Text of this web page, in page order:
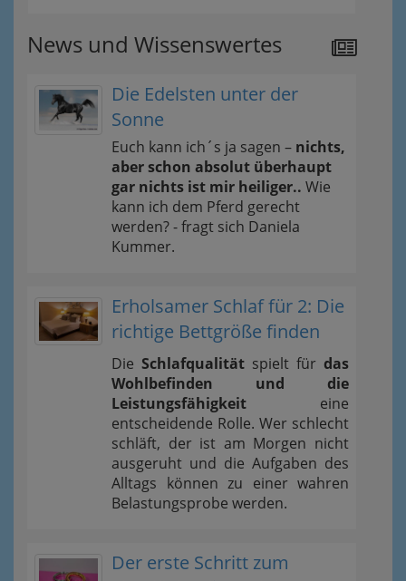
News und Wissenswertes
Die Edelsten unter der
Sonne
Euch kann ich´s ja sagen – nichts,
aber schon absolut überhaupt
gar nichts ist mir heiliger.. Wie
kann ich dem Pferd gerecht
werden? - fragt sich Daniela
Kummer.
Erholsamer Schlaf für 2: Die
richtige Bettgröße finden
Die Schlafqualität spielt für das
Wohlbefinden und die
Leistungsfähigkeit eine
entscheidende Rolle. Wer schlecht
schläft, der ist am Morgen nicht
ausgeruht und die Aufgaben des
Alltags können zu einer wahren
Belastungsprobe werden.
Der erste Schritt zum